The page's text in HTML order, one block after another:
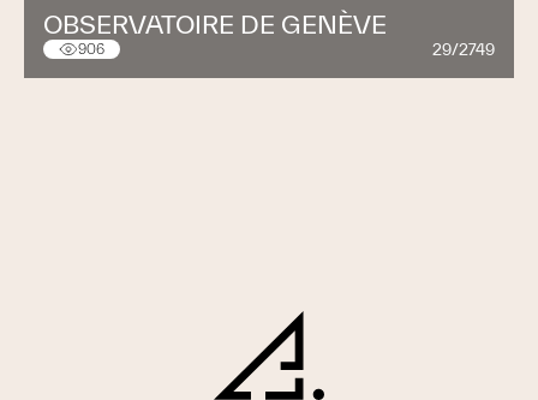
OBSERVATOIRE DE GENÈVE
906 29/2749